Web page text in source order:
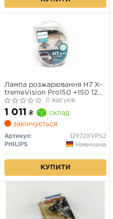
Лампа розжарювання H7 X-
tremeVision Pro150 +150 12V
55W PX26d (комплект) (вир-
во Philips)
0 відгуків
1 011 ₴
склад
закінчується
Артикул:
12972XVPS2
PHILIPS
Німеччина
КУПИТИ